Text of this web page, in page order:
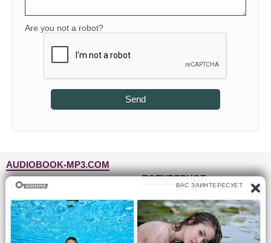
Are you not a robot?
Send
AUDIOBOOK-MP3.COM
Главная
Жанры
Блог
Топ-100
Авторы
ПОПУЛЯРНОЕ
Фантастика и фэнтези
Детективы, триллеры
Для детей
Роман, проза